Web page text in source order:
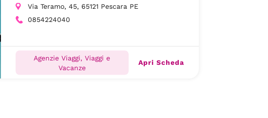
Via Teramo, 45, 65121 Pescara PE
0854224040
Agenzie Viaggi, Viaggi e
Vacanze
Apri Scheda